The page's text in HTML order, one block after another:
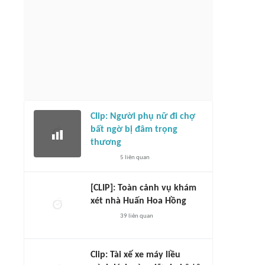
Clip: Người phụ nữ đi chợ
bất ngờ bị đâm trọng
thương
5 liên quan
[CLIP]: Toàn cảnh vụ khám
xét nhà Huấn Hoa Hồng
39 liên quan
Clip: Tài xế xe máy liều